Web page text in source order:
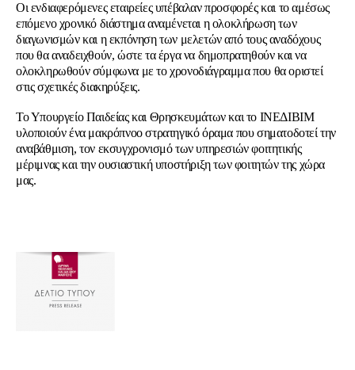
Οι ενδιαφερόμενες εταιρείες υπέβαλαν προσφορές και το αμέσως
επόμενο χρονικό διάστημα αναμένεται η ολοκλήρωση των
διαγωνισμών και η εκπόνηση των μελετών από τους αναδόχους
που θα αναδειχθούν, ώστε τα έργα να δημοπρατηθούν και να
ολοκληρωθούν σύμφωνα με το χρονοδιάγραμμα που θα οριστεί
στις σχετικές διακηρύξεις.
Το Υπουργείο Παιδείας και Θρησκευμάτων και το ΙΝΕΔΙΒΙΜ
υλοποιούν ένα μακρόπνοο στρατηγικό όραμα που σηματοδοτεί την
αναβάθμιση, τον εκσυγχρονισμό των υπηρεσιών φοιτητικής
μέριμνας και την ουσιαστική υποστήριξη των φοιτητών της χώρα
μας.